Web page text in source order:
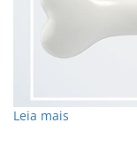
Leia mais